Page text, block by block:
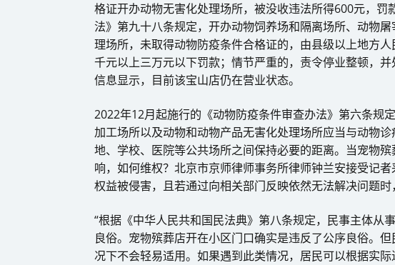
格证开办动物无害化处理场所，被没收违法所得600元，
法》第九十八条规定，开办动物饲养场和隔离场所、动物
理场所，未取得动物防疫条件合格证的，由县级以上地方
千元以上三万元以下罚款；情节严重的，责令停业整顿，
信息显示，目前该宝山店仍在营业状态。
2022年12月起施行的《动物防疫条件审查办法》第六条规
加工场所以及动物和动物产品无害化处理场所应当与动物
地、学校、医院等公共场所之间保持必要的距离。当宠物
响，如何维权？北京市京师律师事务所律师钟兰安接受记
权益被侵害，且若通过向相关部门反映依然无法解决问题时
“根据《中华人民共和国民法典》第八条规定，民事主体从
良俗。宠物殡葬店开在小区门口确实是违反了公序良俗。
况下不会轻易适用。如果遇到此类情况，居民可以根据实